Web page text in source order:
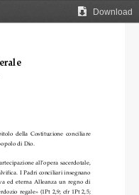
Download
della  Costituzione  conciliare
di Dio.
all’opera sacerdotale,
I Padri conciliari insegnano
ed  eterna  Alleanza  un  regno di
regale» (1Pt 2,9; cfr 1Pt 2,5;